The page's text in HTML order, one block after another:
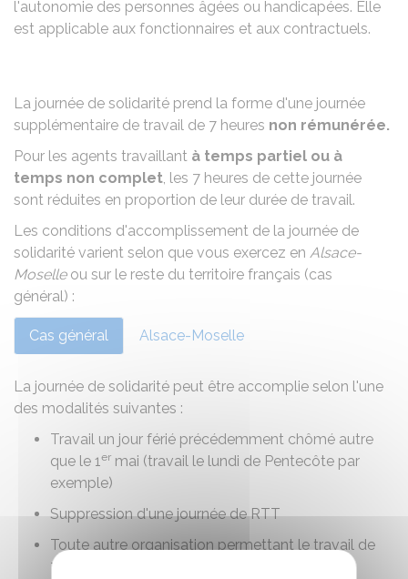
l'autonomie des personnes âgées ou handicapées. Elle
est applicable aux fonctionnaires et aux contractuels.
La journée de solidarité prend la forme d'une journée
supplémentaire de travail de 7 heures non rémunérée.
Pour les agents travaillant à temps partiel ou à
temps non complet, les 7 heures de cette journée
sont réduites en proportion de leur durée de travail.
Les conditions d'accomplissement de la journée de
solidarité varient selon que vous exercez en Alsace-
Moselleou sur le reste du territoire français (cas
général) :
Cas général Alsace-Moselle
La journée de solidarité peut être accomplie selon l'une
des modalités suivantes :
Travail un jour férié précédemment chômé autre
que le 1er mai (travail le lundi de Pentecôte par
exemple)
Suppression d'une journée de RTT
Toute autre organisation permettant le travail de
7 heures précédemment non travaillées, sauf